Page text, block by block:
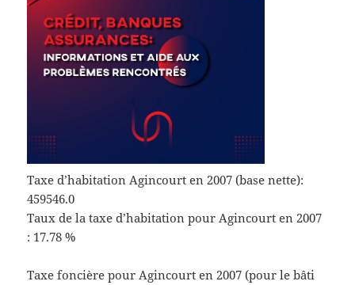
Taxe d’habitation Agincourt en 2007 (base nette):
459546.0
Taux de la taxe d’habitation pour Agincourt en 2007
: 17.78 %
Taxe foncière pour Agincourt en 2007 (pour le bâti